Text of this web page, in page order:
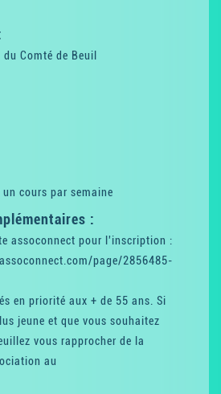
Comté de Beuil
cours par semaine
:
assoconnect pour l'inscription :
page/2856485-
en priorité aux + de 55 ans. Si
jeune et que vous souhaitez
vous rapprocher de la
au